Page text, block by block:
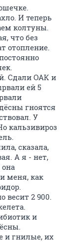
И теперь
колтуны.
что без
отопление.
Сдали ОАК и
ей 5
гноятся
У
кальзивироз
сказала,
А я - нет,
меня, как
весит 2 900.
и
и гнилые, их